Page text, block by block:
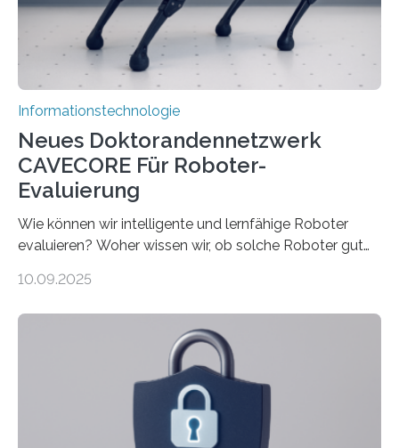
verarbeiten müssen, steigt der Bedarf an neuen
Rechenarchitekturen. Neben Quantencomputern
rücken dabei insbesondere…
Informationstechnologie
Neues Doktorandennetzwerk
CAVECORE Für Roboter-
Evaluierung
Wie können wir intelligente und lernfähige Roboter
evaluieren? Woher wissen wir, ob solche Roboter gut
sich CAVECORE – ein neues Marie Skłodowska-Curie
koordiniert wird. Ab dem 1. September werden sich
über einen Zeitraum von vier Jahren insgesamt 15
Promovierende im Rahmen von CAVECORE mit
kognitiven Robotern beschäftigen – also mit Robotern,
die mittels Sensoren ihre Umgebung erfassen,
Informationen verarbeiten und häufig auch mit…
10.09.2025